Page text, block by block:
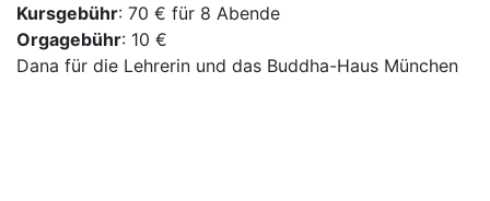
Kursgebühr: 70 € für 8 Abende
Orgagebühr: 10 €
Dana für die Lehrerin und das Buddha-Haus München